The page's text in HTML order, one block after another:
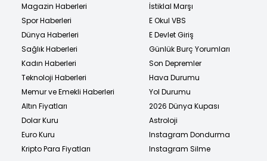
Magazin Haberleri
Spor Haberleri
Dünya Haberleri
Sağlık Haberleri
Kadın Haberleri
Teknoloji Haberleri
Memur ve Emekli Haberleri
Altın Fiyatları
Dolar Kuru
Euro Kuru
Kripto Para Fiyatları
İstiklal Marşı
E Okul VBS
E Devlet Giriş
Günlük Burç Yorumları
Son Depremler
Hava Durumu
Yol Durumu
2026 Dünya Kupası
Astroloji
Instagram Dondurma
Instagram Silme